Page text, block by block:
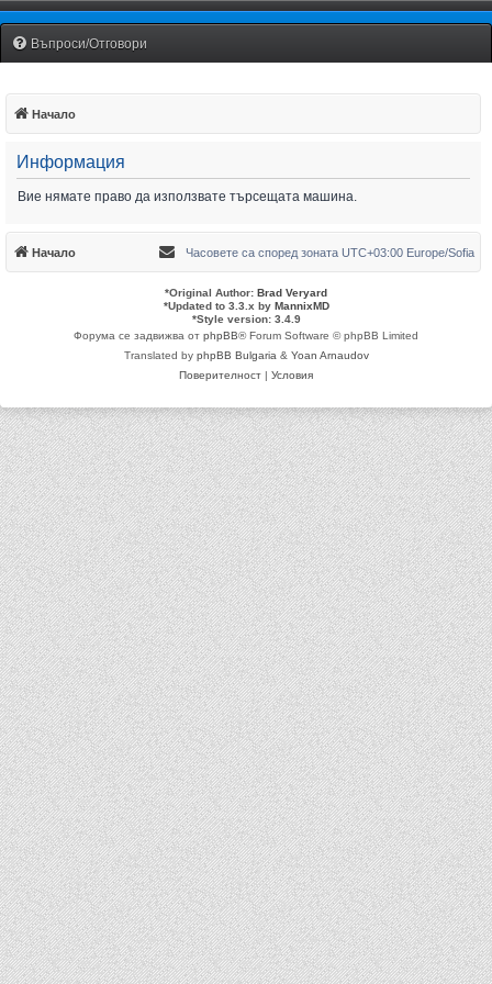
Fiat Uno Club Bulgaria
Въпроси/Отговори
Начало
Информация
Вие нямате право да използвате търсещата машина.
Начало Часовете са според зоната UTC+03:00 Europe/Sofia
*Original Author: Brad Veryard
*Updated to 3.3.x by MannixMD
*Style version: 3.4.9
Форума се задвижва от phpBB® Forum Software © phpBB Limited
Translated by phpBB Bulgaria & Yoan Arnaudov
Поверителност | Условия